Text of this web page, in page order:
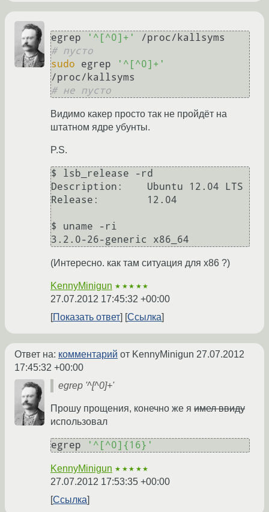
egrep '^[^0]+'
# пусто
sudo egrep
'^[^0]+'
# не пусто
Видимо какер просто так не пройдёт на
штатном ядре убунты.
P.S.
$ lsb_release -rd
Description:    Ubuntu 12.04 LTS
Release:        12.04
$ uname -ri
(Интересно. как там ситуация для x86 ?)
KennyMinigun ★★★★★
27.07.2012 17:45:32 +00:00
Показать ответ
Ссылка
Ответ на: комментарий от KennyMinigun 27.07.2012
17:45:32 +00:00
egrep '^[^0]+'
Прошу прощения, конечно же я имел ввиду
использовал
egrep '^[^0]{16}'
KennyMinigun ★★★★★
27.07.2012 17:53:35 +00:00
Ссылка